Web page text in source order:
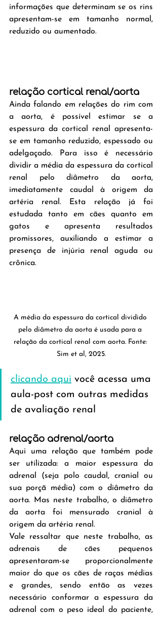
informações que determinam se os rins
apresentam-se em tamanho normal,
reduzido ou aumentado.
relação cortical renal/aorta
Ainda falando em relações do rim com
a aorta, é possível estimar se a
espessura da cortical renal apresenta-
se em tamanho reduzido, espessado ou
adelgaçado. Para isso é necessário
dividir a média da espessura da cortical
renal pelo diâmetro da aorta,
imediatamente caudal à origem da
artéria renal. Esta relação já foi
estudada tanto em cães quanto em
gatos e apresenta resultados
promissores, auxiliando a estimar a
presença de injúria renal aguda ou
crônica.
A média da espessura da cortical dividido
pelo diâmetro da aorta é usada para a
relação da cortical renal com aorta. Fonte:
Sim et al, 2025.
clicando aqui você acessa uma
aula-post com outras medidas
de avaliação renal
relação adrenal/aorta
Aqui uma relação que também pode
ser utilizada: a maior espessura da
adrenal (seja polo caudal, cranial ou
sua porçã média) com o diâmetro da
aorta. Mas neste trabalho, o diâmetro
da aorta foi mensurado cranial à
origem da artéria renal.
Vale ressaltar que neste trabalho, as
adrenais de cães pequenos
apresentaram-se proporcionalmente
maior do que os cães de raças médias
e grandes, sendo então as vezes
necessário conformar a espessura da
adrenal com o peso ideal do paciente,